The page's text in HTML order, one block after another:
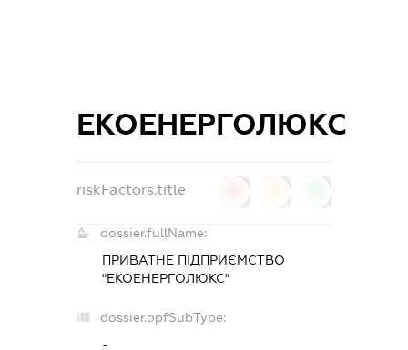
ЕКОЕНЕРГОЛЮКС
riskFactors.title
dossier.fullName:
ПРИВАТНЕ ПІДПРИЄМСТВО
"ЕКОЕНЕРГОЛЮКС"
dossier.opfSubType:
-